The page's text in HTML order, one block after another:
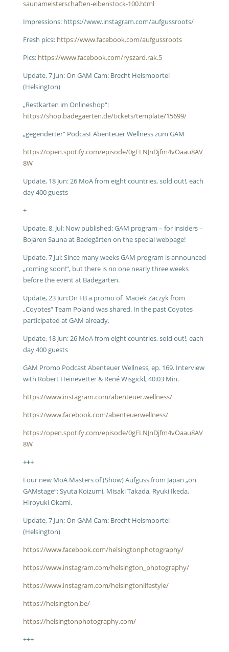
saunameisterschaften-eibenstock-100.html
Impressions: https://www.instagram.com/aufgussroots/
Fresh pics: https://www.facebook.com/aufgussroots
Pics: https://www.facebook.com/ryszard.rak.5
Update, 7 Jun: On GAM Cam: Brecht Helsmoortel
(Helsington)
„Restkarten im Onlineshop“:
https://shop.badegaerten.de/tickets/template/15699/
„gegenderter“ Podcast Abenteuer Wellness zum GAM
https://open.spotify.com/episode/0gFLNJnDjfm4vOaau8AV
8W
Update, 18 Jun: 26 MoA from eight countries, sold out!, each
day 400 guests
+
Update, 8. Jul: Now published: GAM program – for insiders –
Bojaren Sauna at Badegärten on the special webpage!
Update, 7 Jul: Since many weeks GAM program is announced
„coming soon!“, but there is no one nearly three weeks
before the event at Badegärten.
Update, 23 Jun:On FB a promo of Maciek Zaczyk from
„Coyotes“ Team Poland was shared. In the past Coyotes
participated at GAM already.
Update, 18 Jun: 26 MoA from eight countries, sold out!, each
day 400 guests
GAM Promo Podcast Abenteuer Wellness, ep. 169. Interview
with Robert Heinevetter & René Wisgickl, 40:03 Min.
https://www.instagram.com/abenteuer.wellness/
https://www.facebook.com/abenteuerwellness/
https://open.spotify.com/episode/0gFLNJnDjfm4vOaau8AV
8W
+++
Four new MoA Masters of (Show) Aufguss from Japan „on
GAMstage“: Syuta Koizumi, Misaki Takada, Ryuki Ikeda,
Hiroyuki Okami.
Update, 7 Jun: On GAM Cam: Brecht Helsmoortel
(Helsington)
https://www.facebook.com/helsingtonphotography/
https://www.instagram.com/helsington_photography/
https://www.instagram.com/helsingtonlifestyle/
https://helsington.be/
https://helsingtonphotography.com/
+++